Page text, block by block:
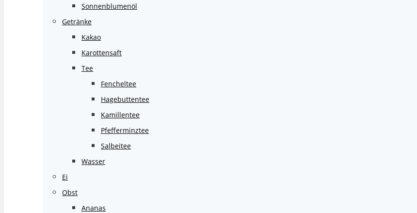
Sonnenblumenöl
Getränke
Kakao
Karottensaft
Tee
Fencheltee
Hagebuttentee
Kamillentee
Pfefferminztee
Salbeitee
Wasser
Ei
Obst
Ananas